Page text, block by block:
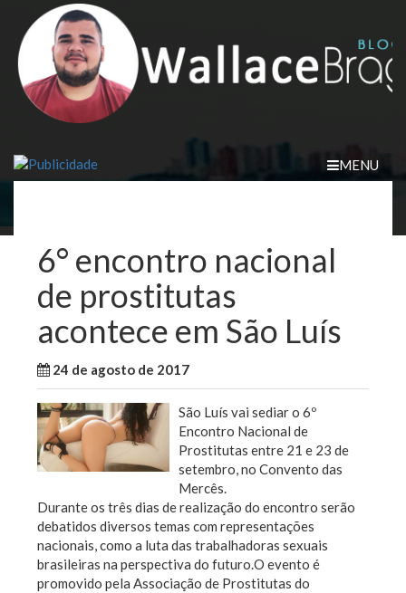
content
MENU
6° encontro nacional
de prostitutas
acontece em São Luís
24 de agosto de 2017
São Luís vai sediar o 6º
Encontro Nacional de
Prostitutas entre 21 e 23 de
setembro, no Convento das
Mercês.
Durante os três dias de realização do encontro serão
debatidos diversos temas com representações
nacionais, como a luta das trabalhadoras sexuais
brasileiras na perspectiva do futuro.O evento é
promovido pela Associação de Prostitutas do